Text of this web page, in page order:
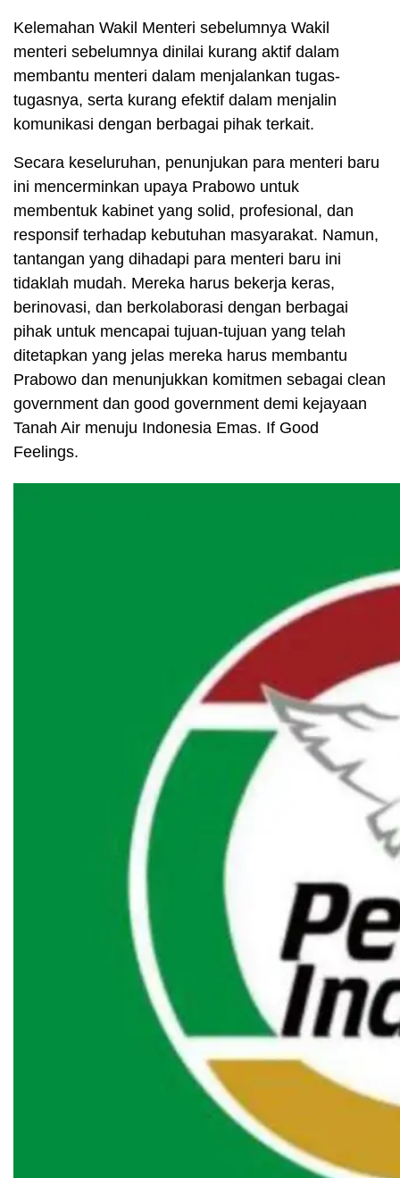
Kelemahan Wakil Menteri sebelumnya Wakil
menteri sebelumnya dinilai kurang aktif dalam
membantu menteri dalam menjalankan tugas-
tugasnya, serta kurang efektif dalam menjalin
komunikasi dengan berbagai pihak terkait.
Secara keseluruhan, penunjukan para menteri baru
ini mencerminkan upaya Prabowo untuk
membentuk kabinet yang solid, profesional, dan
responsif terhadap kebutuhan masyarakat. Namun,
tantangan yang dihadapi para menteri baru ini
tidaklah mudah. Mereka harus bekerja keras,
berinovasi, dan berkolaborasi dengan berbagai
pihak untuk mencapai tujuan-tujuan yang telah
ditetapkan yang jelas mereka harus membantu
Prabowo dan menunjukkan komitmen sebagai clean
government dan good government demi kejayaan
Tanah Air menuju Indonesia Emas. If Good
Feelings.